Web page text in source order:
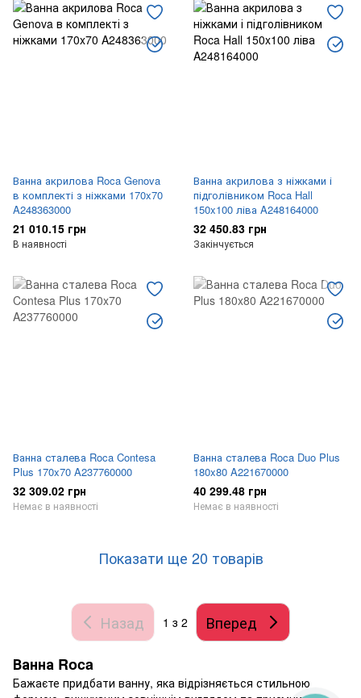
Ванна акрилова Roca Genova
в комплекті з ніжками 170x70
A248363000
21 010.15 грн
В наявності
Ванна акрилова з ніжками і
підголівником Roca Hall
150x100 ліва A248164000
32 450.83 грн
Закінчується
Ванна сталева Roca Contesa
Plus 170x70 A237760000
32 309.02 грн
Немає в наявності
Ванна сталева Roca Duo Plus
180x80 A221670000
40 299.48 грн
Немає в наявності
Показати ще 20 товарів
Назад 1 з 2 Вперед
Ванна Roca
Бажаєте придбати ванну, яка відрізняється стильною